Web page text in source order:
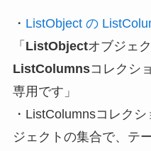
・ ListObject の
「 ListObjectオブジェ
ListColumnsコレクシ
専用です」
・ListColumnsコレク
ジェクトの集合で、テ